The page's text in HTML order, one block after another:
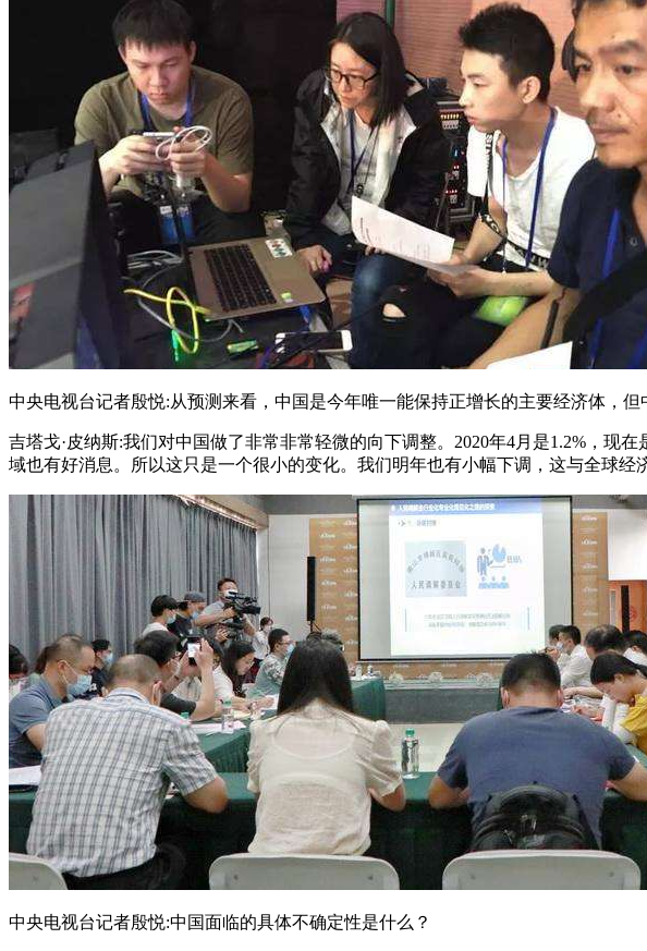
中央电视台记者殷悦:从预测来看，中国是今年唯一能保持正增长的主要经济体，
吉塔戈·皮纳斯:我们对中国做了非常非常轻微的向下调整。2020年4月是1.2%，现
域也有好消息。所以这只是一个很小的变化。我们明年也有小幅下调，这与全球
中央电视台记者殷悦:中国面临的具体不确定性是什么？